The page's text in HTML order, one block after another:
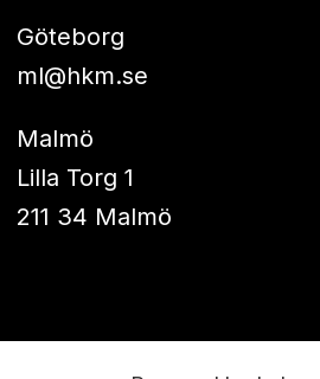
Göteborg
ml@hkm.se
Malmö
Lilla Torg 1
211 34 Malmö